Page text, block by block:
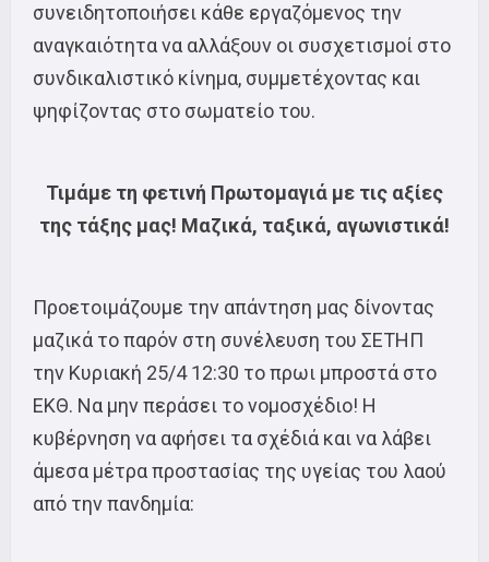
συνειδητοποιήσει κάθε εργαζόμενος την
αναγκαιότητα να αλλάξουν οι συσχετισμοί στο
συνδικαλιστικό κίνημα, συμμετέχοντας και
ψηφίζοντας στο σωματείο του.
Τιμάμε τη φετινή Πρωτομαγιά με τις αξίες
της τάξης μας! Μαζικά, ταξικά, αγωνιστικά!
Προετοιμάζουμε την απάντηση μας δίνοντας
μαζικά το παρόν στη συνέλευση του ΣΕΤΗΠ
την Κυριακή 25/4 12:30 το πρωι μπροστά στο
ΕΚΘ. Να μην περάσει το νομοσχέδιο! Η
κυβέρνηση να αφήσει τα σχέδιά και να λάβει
άμεσα μέτρα προστασίας της υγείας του λαού
από την πανδημία: